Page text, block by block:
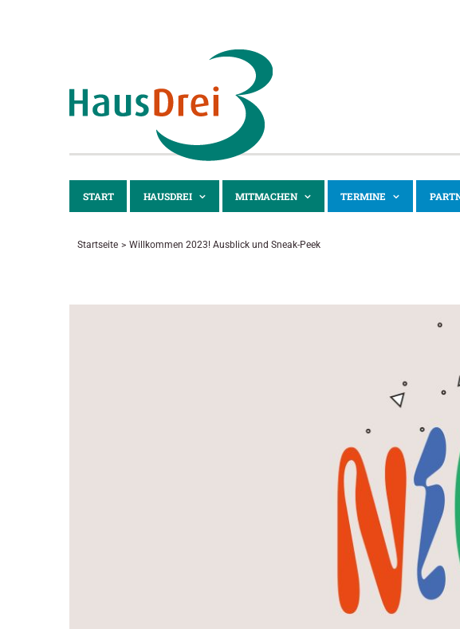
START HAUSDREI MITMACHEN TERMINE
Startseite Willkommen 2023! Ausblick und Sneak-Peek